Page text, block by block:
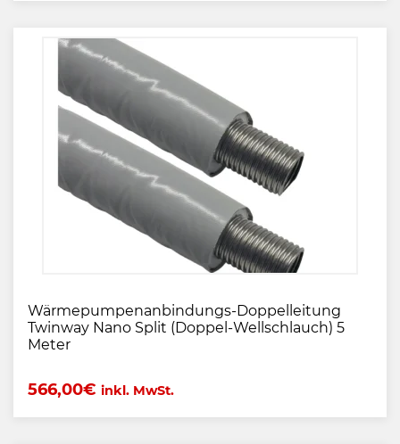
Wärmepumpenanbindungs-Doppelleitung
Twinway Nano Split (Doppel-Wellschlauch) 5
Meter
566,00€ inkl. MwSt.